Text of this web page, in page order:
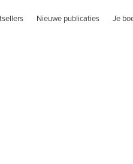
Nieuwe publicaties Je